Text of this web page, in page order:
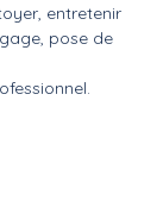
entretenir
pose de